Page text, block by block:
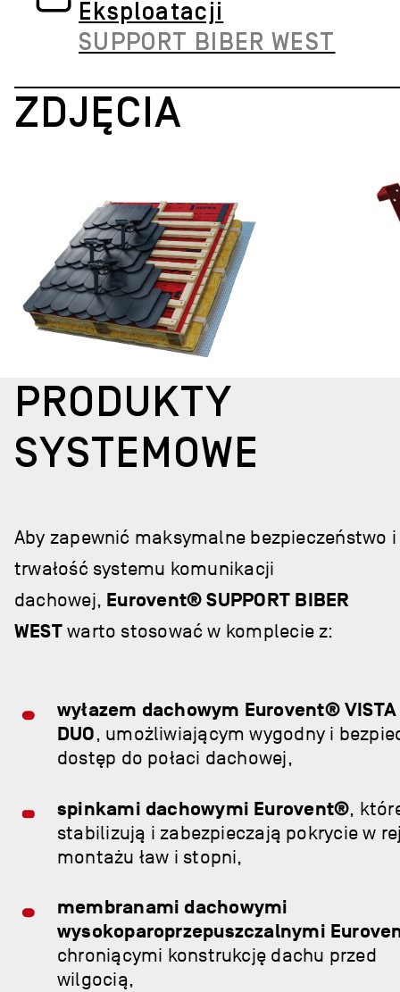
Eksploatacji
SUPPORT BIBER WEST
ZDJĘCIA
PRODUKTY
SYSTEMOWE
Aby zapewnić maksymalne bezpieczeństwo i
trwałość systemu komunikacji
dachowej, Eurovent® SUPPORT BIBER
WESTwarto stosować w komplecie z:
wyłazem dachowym Eurovent® VISTA
DUO, umożliwiającym wygodny i
dostęp do połaci dachowej,
spinkami dachowymi Eurovent®,
stabilizują i zabezpieczają pokrycie w
montażu ław i stopni,
membranami dachowymi
wysokoparoprzepuszczalnymi
chroniącymi konstrukcję dachu przed
wilgocią,